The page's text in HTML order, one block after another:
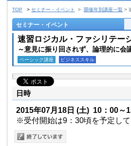
TOP > セミナー・イベント > 開催年別講座一覧 >
セミナー・イベント
速習ロジカル・ファシリテー
～意見に振り回されず、論理的に会
ベーシック講座 ビジネススキル
日時
2015年07月18日 (土) 10：00～
※受付開始は9：30頃を予定して